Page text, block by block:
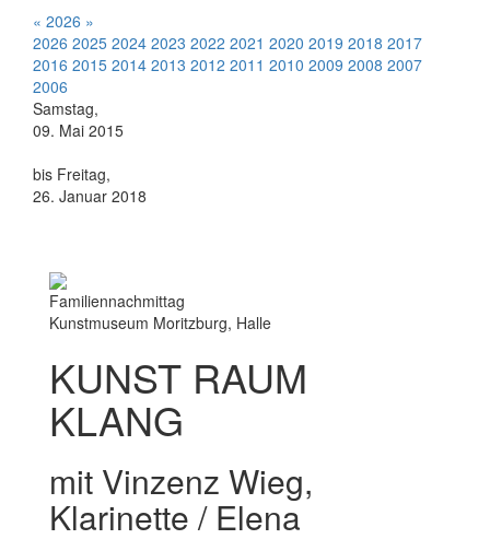
« 2026 »
2026 2025 2024 2023 2022 2021 2020 2019 2018 2017
2016 2015 2014 2013 2012 2011 2010 2009 2008 2007
2006
Samstag,
09. Mai 2015
bis Freitag,
26. Januar 2018
Familiennachmittag
Kunstmuseum Moritzburg, Halle
KUNST RAUM
KLANG
mit Vinzenz Wieg,
Klarinette / Elena